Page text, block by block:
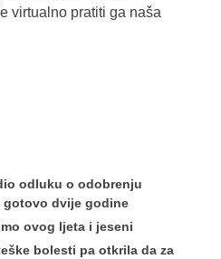
virtualno pratiti ga naša
odluku o odobrenju
gotovo dvije godine
ovog ljeta i jeseni
bolesti pa otkrila da za